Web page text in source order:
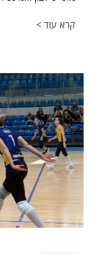
קרא עוד >